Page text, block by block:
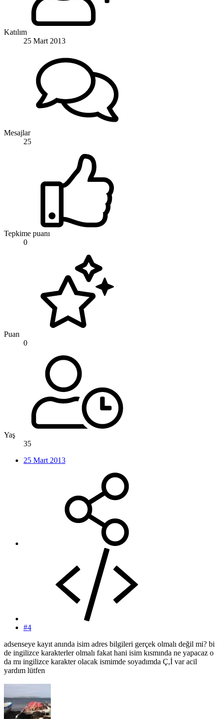
Katılım
25 Mart 2013
Mesajlar
25
Tepkime puanı
0
Puan
0
Yaş
35
25 Mart 2013
#4
adsenseye kayıt anında isim adres bilgileri gerçek olmalı değil mi? bi
de ingilizce karakterler olmalı fakat hani isim kısmında ne yapacaz o
da mı ingilizce karakter olacak ismimde soyadımda Ç,İ var acil
yardım lütfen